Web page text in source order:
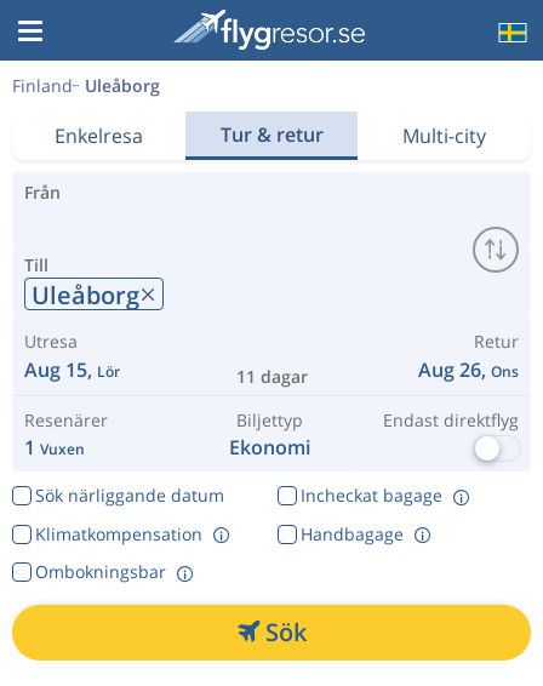
Finland Uleåborg
Enkelresa Tur & retur Multi-city
Från
Till
Uleåborg
Utresa
Aug 15, Lör 11 dagar
Retur
Aug 26, Ons
Resenärer
1 Vuxen
Biljettyp
Ekonomi
Endast direktflyg
Sök närliggande datum
Incheckat bagage
Klimatkompensation
Ombokningsbar
Handbagage
Sök